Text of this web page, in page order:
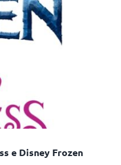
e Disney Frozen